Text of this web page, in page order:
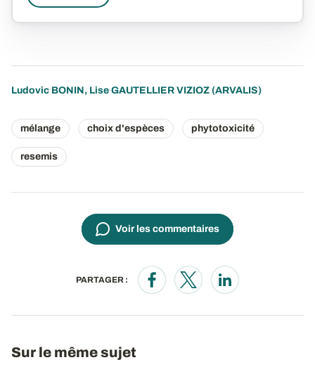
Ludovic BONIN, Lise GAUTELLIER VIZIOZ (ARVALIS)
mélange choix d'espèces phytotoxicité
resemis
Voir les commentaires
PARTAGER :
Opens in a new window
Opens in a new window
Opens in a new
Sur le même sujet